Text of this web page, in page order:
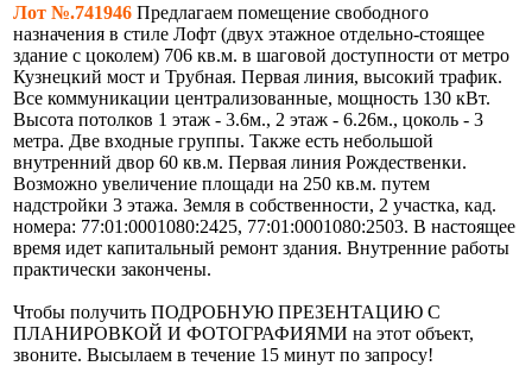
Лот №.741946 Предлагаем помещение свободного
назначения в стиле Лофт (двух этажное отдельно-стоящее
здание с цоколем) 706 кв.м. в шаговой доступности от метро
Кузнецкий мост и Трубная. Первая линия, высокий трафик.
Все коммуникации централизованные, мощность 130 кВт.
Высота потолков 1 этаж - 3.6м., 2 этаж - 6.26м., цоколь - 3
метра. Две входные группы. Также есть небольшой
внутренний двор 60 кв.м. Первая линия Рождественки.
Возможно увеличение площади на 250 кв.м. путем
надстройки 3 этажа. Земля в собственности, 2 участка, кад.
номера: 77:01:0001080:2425, 77:01:0001080:2503. В настоящее
время идет капитальный ремонт здания. Внутренние работы
практически закончены.
Чтобы получить ПОДРОБНУЮ ПРЕЗЕНТАЦИЮ С
ПЛАНИРОВКОЙ И ФОТОГРАФИЯМИ на этот объект,
звоните. Высылаем в течение 15 минут по запросу!